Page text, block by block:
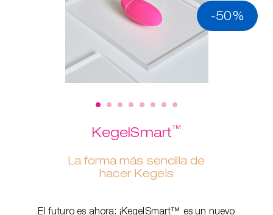
-50%
KegelSmart™
La forma más sencilla de
hacer Kegels
El futuro es ahora: ¡KegelSmart™ es un nuevo